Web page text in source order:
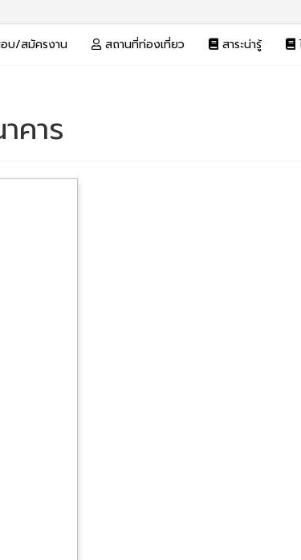
บ/สมัครงาน สถานที่ท่องเที่ยว สาระน่ารู้
คาร